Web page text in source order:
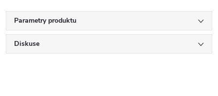
Parametry produktu
Diskuse